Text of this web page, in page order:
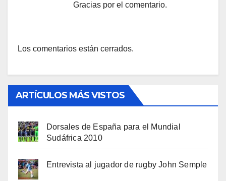
Gracias por el comentario.
Los comentarios están cerrados.
ARTÍCULOS MÁS VISTOS
Dorsales de España para el Mundial
Sudáfrica 2010
Entrevista al jugador de rugby John Semple